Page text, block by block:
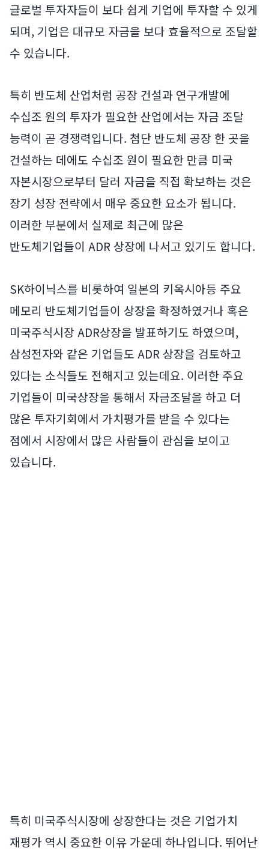
글로벌 투자자들이 보다 쉽게 기업에 투자할 수 있게
되며, 기업은 대규모 자금을 보다 효율적으로 조달할
수 있습니다.
특히 반도체 산업처럼 공장 건설과 연구개발에
수십조 원의 투자가 필요한 산업에서는 자금 조달
능력이 곧 경쟁력입니다. 첨단 반도체 공장 한 곳을
건설하는 데에도 수십조 원이 필요한 만큼 미국
자본시장으로부터 달러 자금을 직접 확보하는 것은
장기 성장 전략에서 매우 중요한 요소가 됩니다.
이러한 부분에서 실제로 최근에 많은
반도체기업들이 ADR 상장에 나서고 있기도 합니다.
SK하이닉스를 비롯하여 일본의 키옥시아등 주요
메모리 반도체기업들이 상장을 확정하였거나 혹은
미국주식시장 ADR상장을 발표하기도 하였으며,
삼성전자와 같은 기업들도 ADR 상장을 검토하고
있다는 소식들도 전해지고 있는데요. 이러한 주요
기업들이 미국상장을 통해서 자금조달을 하고 더
많은 투자기회에서 가치평가를 받을 수 있다는
점에서 시장에서 많은 사람들이 관심을 보이고
있습니다.
특히 미국주식시장에 상장한다는 것은 기업가치
재평가 역시 중요한 이유 가운데 하나입니다. 뛰어난